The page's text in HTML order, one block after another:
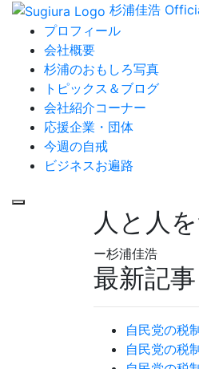
杉浦佳浩
プロフィール
会社概要
杉浦のおもしろ写真
トピックス＆ブログ
会社紹介コーナー
応援企業・団体
今週の自戒
ビジネスお遍路
人と人
ー杉浦佳浩
最新記事
自民党の税
自民党の税